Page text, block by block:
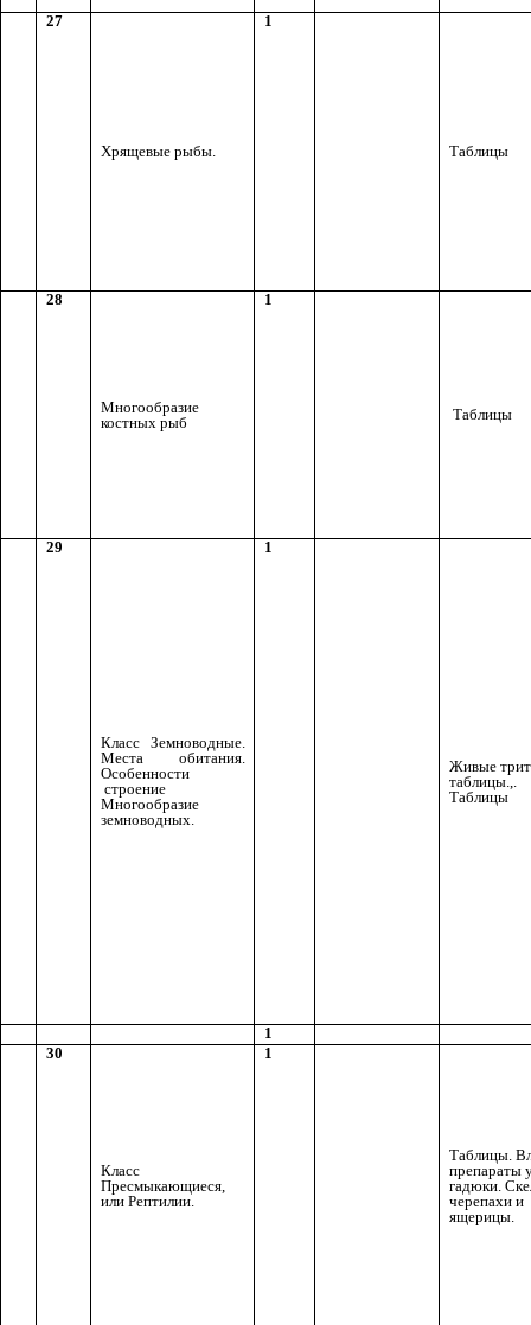
27
Хрящевые рыбы.
1
Таблицы
28
Многообразие
костных рыб
1
Таблицы
29
Класс Земноводные.
Места обитания.
Особенности
строение
Многообразие
земноводных.
1
Живые
таблицы.,.
Таблицы
1
30
Класс
Пресмыкающиеся,
или Рептилии.
1
Таблицы.
препараты
гадюки.
черепахи и
ящерицы.